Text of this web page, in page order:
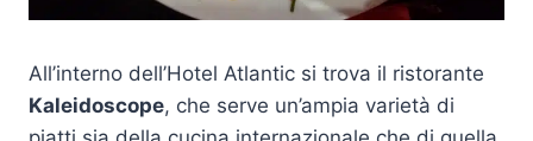
All’interno dell’Hotel Atlantic si trova il ristorante
Kaleidoscope, che serve un’ampia varietà di